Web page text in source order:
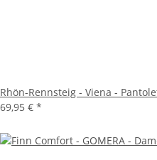
Rhön-Rennsteig - Viena -
69,95 € *